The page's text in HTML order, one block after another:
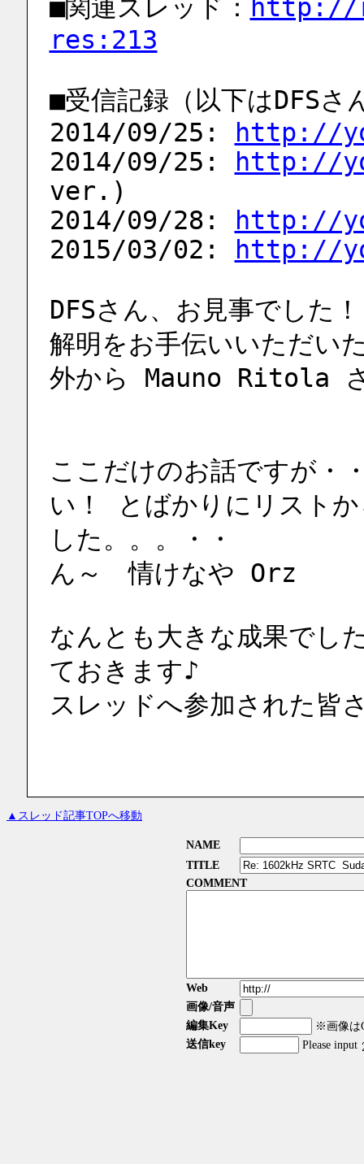
■関連スレッド： http://
res:213
■受信記録（以下はDFSさ
2014/09/25:
http://
2014/09/25:
http://
ver.)
2014/09/28:
http://
2015/03/02:
http://
DFSさん、お見事でした！
解明をお手伝いいただい
外から Mauno Ritola さ
ここだけのお話ですが・
い！ とばかりにリスト
した。。。・・
ん～　情けなや Orz
なんとも大きな成果でし
ておきます♪
スレッドへ参加された皆
▲スレッド記事TOPへ移動
NAME
TITLE
COMMENT
Web
画像/音声
編集Key
※画像は
送信key
Please input